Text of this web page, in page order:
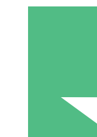
Pacotes
Pague conforme